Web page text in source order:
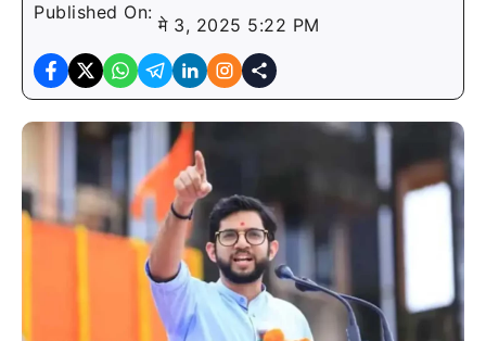
Published On:
मे 3, 2025 5:22 PM